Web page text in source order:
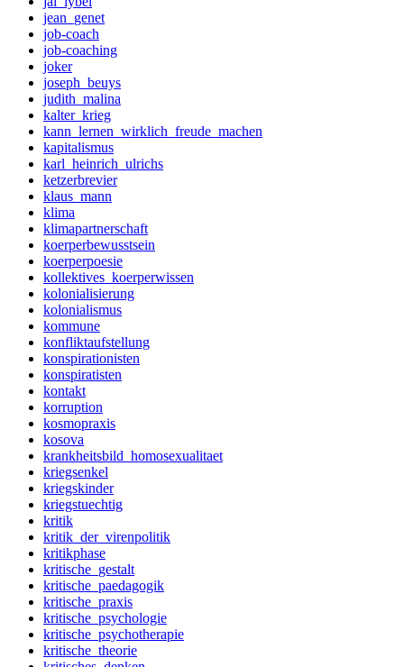
jean_genet
job-coach
job-coaching
joker
joseph_beuys
judith_malina
kalter_krieg
kann_lernen_wirklich_freude_machen
kapitalismus
karl_heinrich_ulrichs
ketzerbrevier
klaus_mann
klima
klimapartnerschaft
koerperbewusstsein
koerperpoesie
kollektives_koerperwissen
kolonialisierung
kolonialismus
kommune
konfliktaufstellung
konspirationisten
konspiratisten
kontakt
korruption
kosmopraxis
kosova
krankheitsbild_homosexualitaet
kriegsenkel
kriegskinder
kriegstuechtig
kritik
kritik_der_virenpolitik
kritikphase
kritische_gestalt
kritische_paedagogik
kritische_praxis
kritische_psychologie
kritische_psychotherapie
kritische_theorie